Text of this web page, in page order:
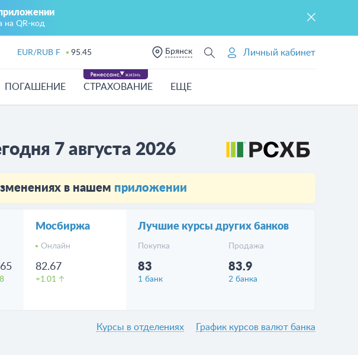
на QR‑код
EUR/RUB F 95.45 Брянск Личный кабинет
ПОГАШЕНИЕ СТРАХОВАНИЕ ЕЩЕ
7 августа 2026
в нашем приложении
Мосбиржа
Онлайн
82.67
+1.01
Лучшие курсы других банков
Покупка Продажа
83
1 банк
83.9
2 банка
Курсы в отделениях График курсов валют банка